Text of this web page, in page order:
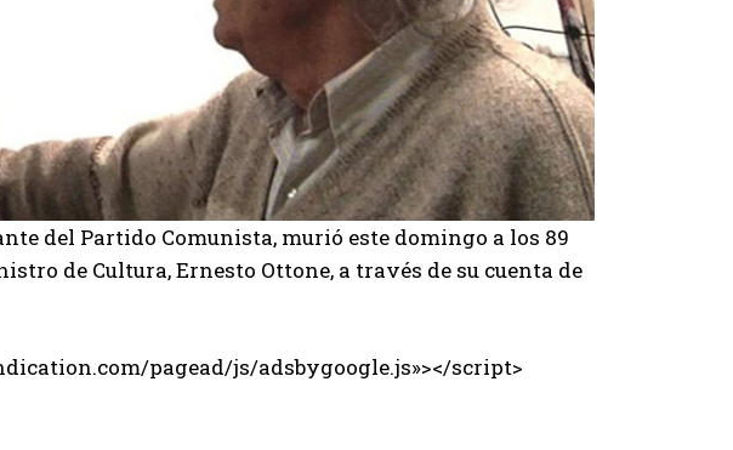
del Partido Comunista, murió este domingo a los 89
de Cultura, Ernesto Ottone, a través de su cuenta de
pagead/js/adsbygoogle.js»></script>